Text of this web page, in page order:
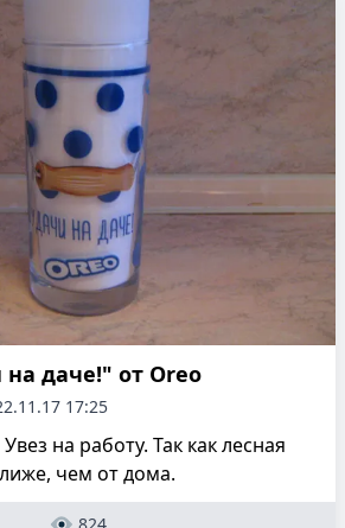
даче!" от Oreo
17:25
на работу. Так как лесная
чем от дома.